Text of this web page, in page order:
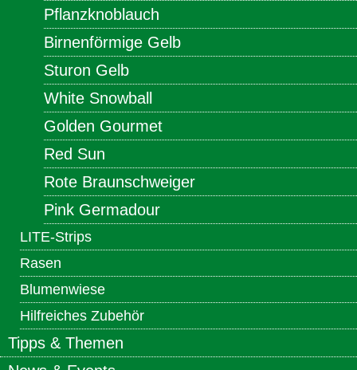
Pflanzknoblauch
Birnenförmige Gelb
Sturon Gelb
White Snowball
Golden Gourmet
Red Sun
Rote Braunschweiger
Pink Germadour
LITE-Strips
Rasen
Blumenwiese
Hilfreiches Zubehör
Tipps & Themen